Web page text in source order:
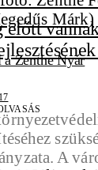
Zenthe Nyár
előtt
A